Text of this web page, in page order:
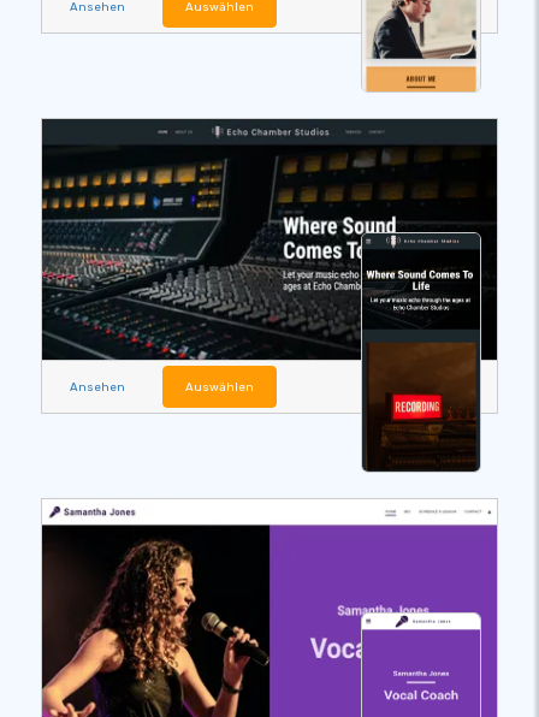
Ansehen Auswählen
Ansehen Auswählen